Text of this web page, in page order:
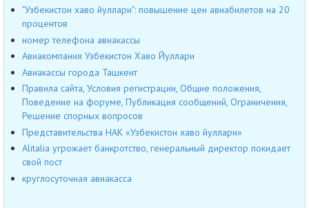
"Узбекистон хаво йуллари": повышение цен авиабилетов на 20
процентов
номер телефона авиакассы
Авиакомпания Узбекистон Хаво Йуллари
Авиакассы города Ташкент
Правила сайта, Условия регистрации, Общие положения,
Поведение на форуме, Публикация сообщений, Ограничения,
Решение спорных вопросов
Представительства НАК «Узбекистон хаво йуллари»
Alitalia угрожает банкротство, генеральный директор покидает
свой пост
круглосуточная авиакасса